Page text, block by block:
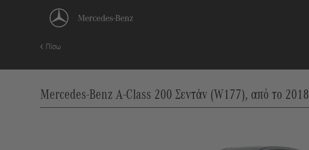
Πίσω
Mercedes-Benz A-Class 200 Σεντάν (W177), από το 2018